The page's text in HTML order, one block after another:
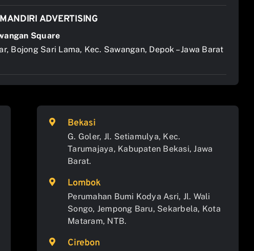
ADVERTISING
Square
Bojong Sari Lama, Kec. Sawangan, Depok – Jawa Barat
Bekasi
G. Goler, Jl. Setiamulya, Kec.
Tarumajaya, Kabupaten Bekasi, Jawa
Barat.
Lombok
Perumahan Bumi Kodya Asri, Jl. Wali
Songo, Jempong Baru, Sekarbela, Kota
Mataram, NTB.
Cirebon